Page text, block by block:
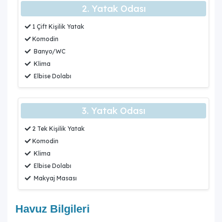
2. Yatak Odası
1 Çift Kişilik Yatak
Komodin
Banyo/WC
Klima
Elbise Dolabı
3. Yatak Odası
2 Tek Kişilik Yatak
Komodin
Klima
Elbise Dolabı
Makyaj Masası
Havuz Bilgileri